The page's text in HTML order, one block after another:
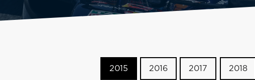
2015 2016 2017 2018